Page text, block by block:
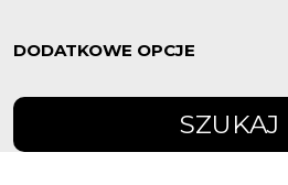
DODATKOWE OPCJE
SZUKAJ